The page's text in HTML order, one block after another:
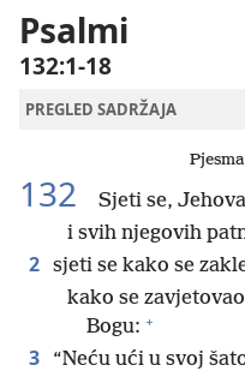
Psalmi
132:1-18
PREGLED SADRŽAJA
132
Sjeti se,
i svih njegovih
2 sjeti se kako se
kako se
Bogu: +
3 “Neću ući u svoj